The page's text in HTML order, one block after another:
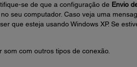
se de que a configuração de Envio
seu computador. Caso veja uma
que esteja usando Windows XP. Se
com outros tipos de conexão.